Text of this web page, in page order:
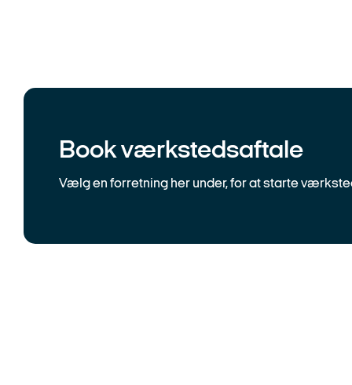
Book værkstedsaftale
Vælg en forretning her under, for at starte